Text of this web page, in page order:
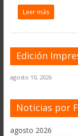
Leer más
Edición
agosto 10, 2026
Noticias por
agosto 2026